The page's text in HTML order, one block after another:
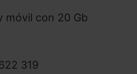
móvil con 20 Gb
319